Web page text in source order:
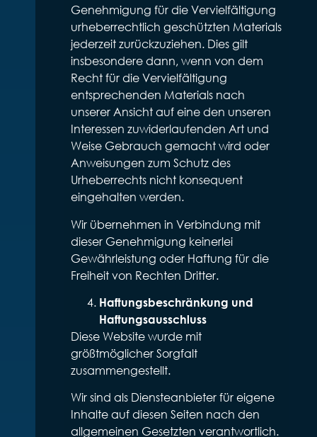
Genehmigung für die Vervielfältigung
urheberrechtlich geschützten Materials
jederzeit zurückzuziehen. Dies gilt
insbesondere dann, wenn von dem
Recht für die Vervielfältigung
entsprechenden Materials nach
unserer Ansicht auf eine den unseren
Interessen zuwiderlaufenden Art und
Weise Gebrauch gemacht wird oder
Anweisungen zum Schutz des
Urheberrechts nicht konsequent
eingehalten werden.
Wir übernehmen in Verbindung mit
dieser Genehmigung keinerlei
Gewährleistung oder Haftung für die
Freiheit von Rechten Dritter.
Haftungsbeschränkung und
Haftungsausschluss
Diese Website wurde mit
größtmöglicher Sorgfalt
zusammengestellt.
Wir sind als Diensteanbieter für eigene
Inhalte auf diesen Seiten nach den
allgemeinen Gesetzten verantwortlich.